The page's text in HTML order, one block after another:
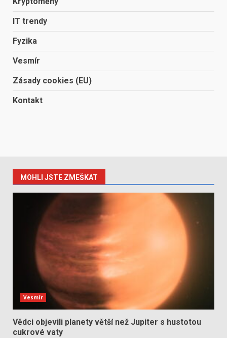
IT trendy
Fyzika
Vesmír
Zásady cookies (EU)
Kontakt
MOHLI JSTE ZMEŠKAT
Vesmír
Vědci objevili planety větší než Jupiter s hustotou
cukrové vaty